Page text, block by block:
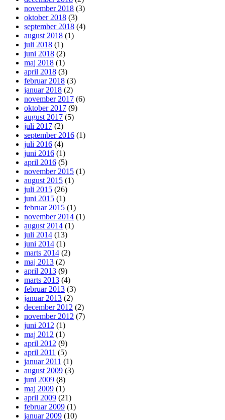
november 2018 (3)
oktober 2018 (3)
september 2018 (4)
august 2018 (1)
juli 2018 (1)
juni 2018 (2)
maj 2018 (1)
april 2018 (3)
februar 2018 (3)
januar 2018 (2)
november 2017 (6)
oktober 2017 (9)
august 2017 (5)
juli 2017 (2)
september 2016 (1)
juli 2016 (4)
juni 2016 (1)
april 2016 (5)
november 2015 (1)
august 2015 (1)
juli 2015 (26)
juni 2015 (1)
februar 2015 (1)
november 2014 (1)
august 2014 (1)
juli 2014 (13)
juni 2014 (1)
marts 2014 (2)
maj 2013 (2)
april 2013 (9)
marts 2013 (4)
februar 2013 (3)
januar 2013 (2)
december 2012 (2)
november 2012 (7)
juni 2012 (1)
maj 2012 (1)
april 2012 (9)
april 2011 (5)
januar 2011 (1)
august 2009 (3)
juni 2009 (8)
maj 2009 (1)
april 2009 (21)
februar 2009 (1)
januar 2009 (10)